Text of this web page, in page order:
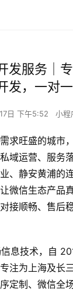
发服务｜
发，一对
日 下午5:52 小程
求旺盛的城市
域运营、服务
、静安黄浦的
微信生态产品
接顺畅、售后
息技术，自
注为上海及长
定制、微信全